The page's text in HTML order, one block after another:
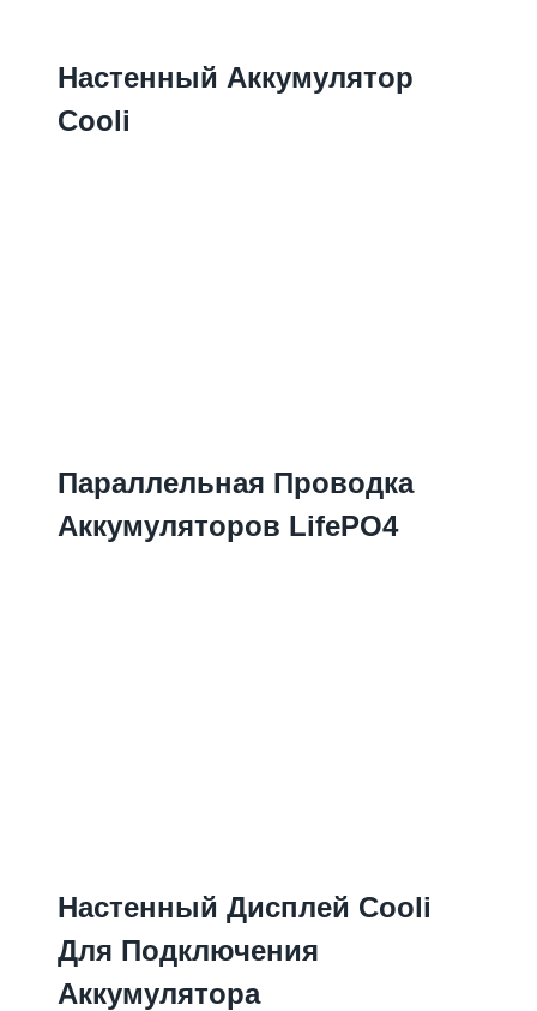
Настенный Аккумулятор
Cooli
Параллельная Проводка
Аккумуляторов LifePO4
Настенный Дисплей Cooli
Для Подключения
Аккумулятора